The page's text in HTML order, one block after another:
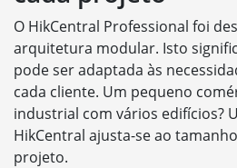
O HikCentral Professional foi
arquitetura modular. Isto
pode ser adaptada às
cada cliente. Um pequeno
industrial com vários edifícios?
HikCentral ajusta-se ao
projeto.